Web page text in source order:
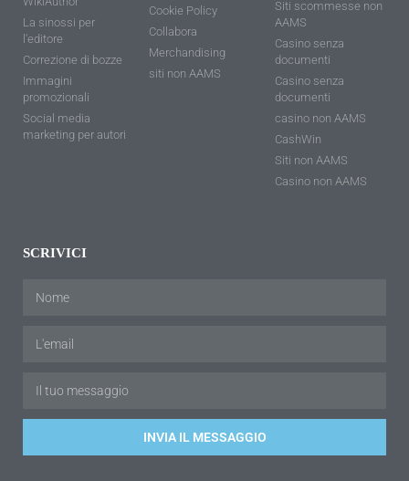
La sinossi per
l'editore
Correzione di bozze
Immagini
promozionali
Social media
marketing per autori
Cookie Policy
Collabora
Merchandising
siti non AAMS
Siti scommesse non
AAMS
Casino senza
documenti
Casino senza
documenti
casino non AAMS
CashWin
Siti non AAMS
Casino non AAMS
SCRIVICI
INVIA IL MESSAGGIO